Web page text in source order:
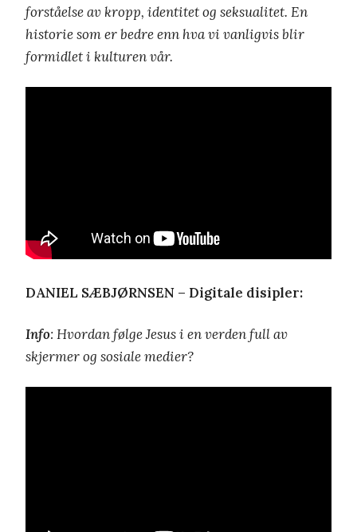
forståelse av kropp, identitet og seksualitet. En
historie som er bedre enn hva vi vanligvis blir
formidlet i kulturen vår.
DANIEL SÆBJØRNSEN – Digitale disipler:
Info: Hvordan følge Jesus i en verden full av
skjermer og sosiale medier?